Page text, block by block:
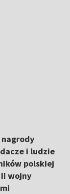
i ludzie
polskiej
wojny